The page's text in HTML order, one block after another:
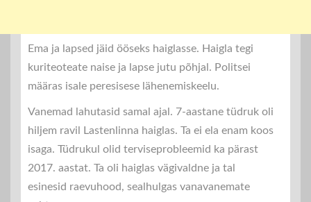
Ema ja lapsed jäid ööseks haiglasse. Haigla tegi
kuriteoteate naise ja lapse jutu põhjal. Politsei
määras isale peresisese lähenemiskeelu.
Vanemad lahutasid samal ajal. 7-aastane tüdruk oli
hiljem ravil Lastenlinna haiglas. Ta ei ela enam koos
isaga. Tüdrukul olid terviseprobleemid ka pärast
2017. aastat. Ta oli haiglas vägivaldne ja tal
esinesid raevuhood, sealhulgas vanavanemate